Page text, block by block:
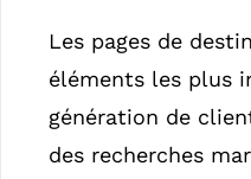
Les pages de
éléments les plus
génération de
des recherches